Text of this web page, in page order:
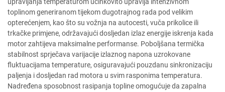
upravljanja temperaturom učinkovito upravlja intenzivnom
toplinom generiranom tijekom dugotrajnog rada pod velikim
opterećenjem, kao što su vožnja na autocesti, vuča prikolice ili
trkačke primjene, održavajući dosljedan izlaz energije iskrenja kada
motor zahtijeva maksimalne performanse. Poboljšana termička
stabilnost sprječava varijacije izlaznog napona uzrokovane
fluktuacijama temperature, osiguravajući pouzdanu sinkronizaciju
paljenja i dosljedan rad motora u svim rasponima temperatura.
Nadređena sposobnost rasipanja topline omogućuje da zapalna